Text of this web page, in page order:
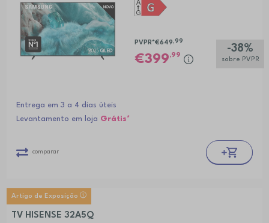
-38%
sobre PVPR
PVPR*€649 ,99
399,99
Entrega em 3 a 4 dias úteis
Levantamento em loja Grátis*
comparar
Artigo de Exposição
TV HISENSE 32A5Q